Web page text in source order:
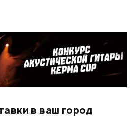
в ваш город